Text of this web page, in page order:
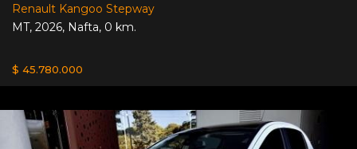
Renault Kangoo Stepway
MT, 2026, Nafta, 0 km.
$ 45.780.000